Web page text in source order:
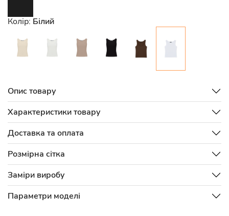
Колір: Білий
Опис товару
Характеристики товару
Доставка та оплата
Розмірна сітка
Заміри виробу
Параметри моделі